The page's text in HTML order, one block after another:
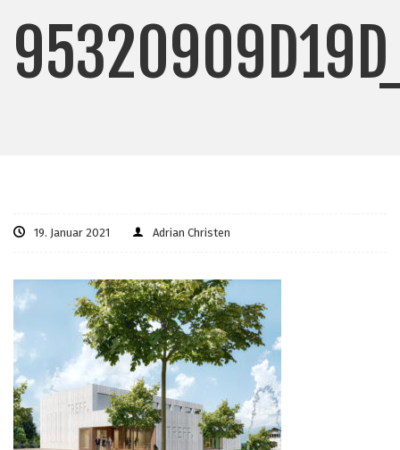
19. Januar 2021 Adrian Christen